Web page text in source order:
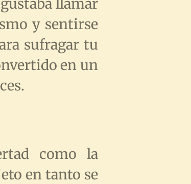
llamar
y sentirse
sufragar tu
en un
como la
en tanto se